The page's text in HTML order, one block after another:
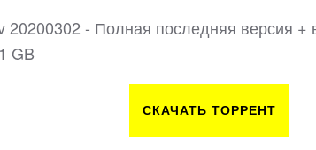
20200302 - Полная последняя версия +
GB
СКАЧАТЬ ТОРРЕНТ